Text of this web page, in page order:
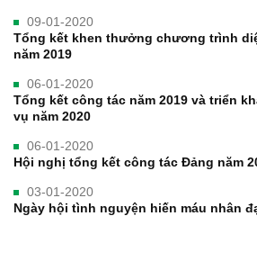
09-01-2020
Tổng kết khen thưởng chương trình
năm 2019
06-01-2020
Tổng kết công tác năm 2019 và triển
vụ năm 2020
06-01-2020
Hội nghị tổng kết công tác Đảng năm
03-01-2020
Ngày hội tình nguyện hiến máu nhân